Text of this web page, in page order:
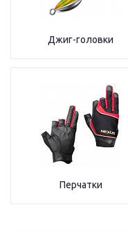
Джиг-головки
Перчатки